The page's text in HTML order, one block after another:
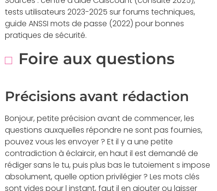
tests utilisateurs 2023-2025 sur forums techniques,
guide ANSSI mots de passe (2022) pour bonnes
pratiques de sécurité.
Foire aux questions
Précisions avant rédaction
Bonjour, petite précision avant de commencer, les
questions auxquelles répondre ne sont pas fournies,
pouvez vous les envoyer ? Et il y a une petite
contradiction à éclaircir, en haut il est demandé de
rédiger sans le tu, puis plus bas le tutoiement s impose
absolument, quelle option privilégier ? Les mots clés
sont vides pour l instant, faut il en ajouter ou laisser